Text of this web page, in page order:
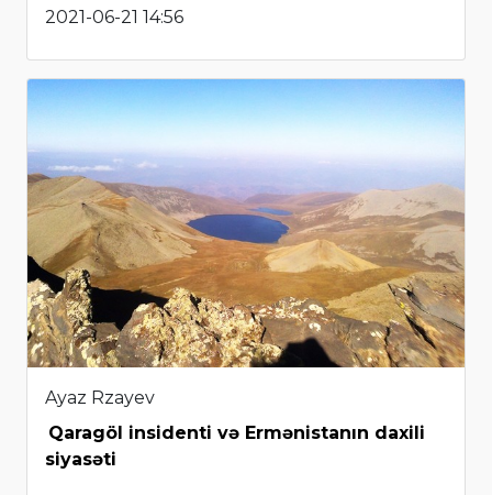
2021-06-21 14:56
Ayaz Rzayev
Qaragöl insidenti və Ermənistanın daxili
siyasəti